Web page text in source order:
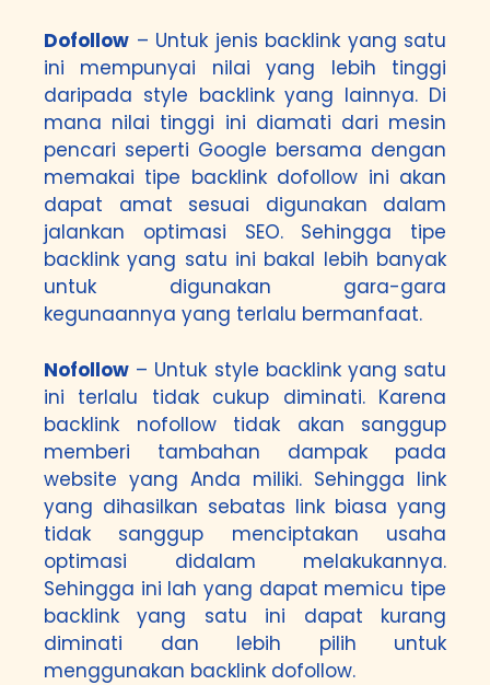
Dofollow – Untuk jenis backlink yang satu
ini mempunyai nilai yang lebih tinggi
daripada style backlink yang lainnya. Di
mana nilai tinggi ini diamati dari mesin
pencari seperti Google bersama dengan
memakai tipe backlink dofollow ini akan
dapat amat sesuai digunakan dalam
jalankan optimasi SEO. Sehingga tipe
backlink yang satu ini bakal lebih banyak
untuk digunakan gara-gara
kegunaannya yang terlalu bermanfaat.
Nofollow – Untuk style backlink yang satu
ini terlalu tidak cukup diminati. Karena
backlink nofollow tidak akan sanggup
memberi tambahan dampak pada
website yang Anda miliki. Sehingga link
yang dihasilkan sebatas link biasa yang
tidak sanggup menciptakan usaha
optimasi didalam melakukannya.
Sehingga ini lah yang dapat memicu tipe
backlink yang satu ini dapat kurang
diminati dan lebih pilih untuk
menggunakan backlink dofollow.